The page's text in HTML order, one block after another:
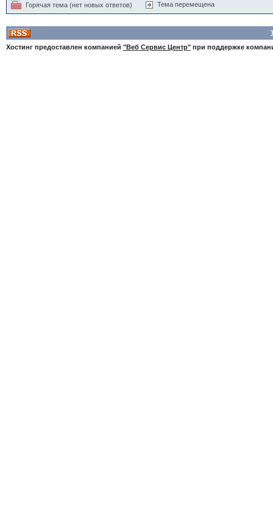
Горячая тема (нет новых ответов)
Тема перемещена
Хостинг предоставлен компанией "Веб Сервис Центр"при поддержке